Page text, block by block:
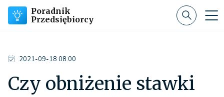
Poradnik
Przedsiębiorcy
2021-09-18 08:00
Czy obniżenie stawki